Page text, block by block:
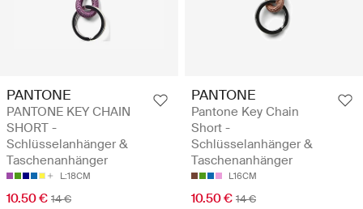
PANTONE
PANTONE KEY CHAIN
SHORT -
Schlüsselanhänger &
Taschenanhänger
L:18CM
10.50 € 14 €
PANTONE
Pantone Key Chain
Short -
Schlüsselanhänger &
Taschenanhänger
L16CM
10.50 € 14 €